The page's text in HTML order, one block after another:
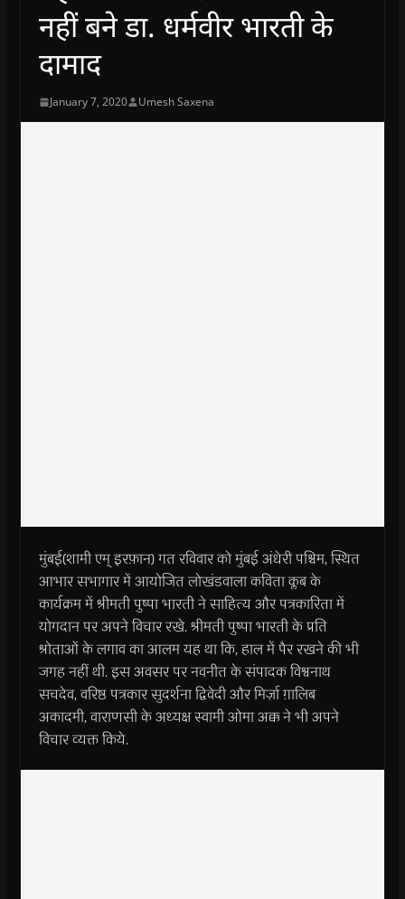
नहीं बने डा. धर्मवीर भारती के
दामाद
January 7, 2020 Umesh Saxena
मुंबई(शामी एम् इरफ़ान) गत रविवार को मुंबई अंधेरी पश्चिम, स्थित
आभार सभागार में आयोजित लोखंडवाला कविता क्लब के
कार्यक्रम में श्रीमती पुष्पा भारती ने साहित्य और पत्रकारिता में
योगदान पर अपने विचार रखे. श्रीमती पुष्पा भारती के प्रति
श्रोताओं के लगाव का आलम यह था कि, हाल में पैर रखने की भी
जगह नहीं थी. इस अवसर पर नवनीत के संपादक विश्वनाथ
सचदेव, वरिष्ठ पत्रकार सुदर्शना द्विवेदी और मिर्ज़ा ग़ालिब
अकादमी, वाराणसी के अध्यक्ष स्वामी ओमा अक्क ने भी अपने
विचार व्यक्त किये.